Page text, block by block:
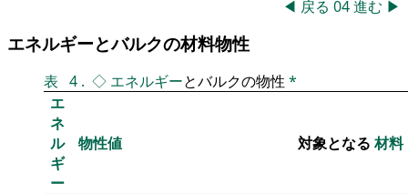
◀ 戻る 04進む ▶
エネルギーとバルクの材料物性
表 4 . ◇ エネルギーとバルクの物性 *
エ
ネ
ル
ギ
ー
物性値 対象となる材料